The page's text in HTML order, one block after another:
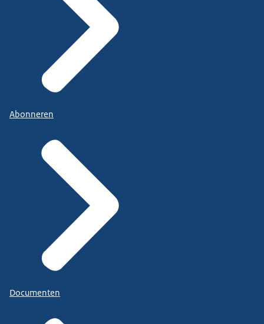
Abonneren
Documenten